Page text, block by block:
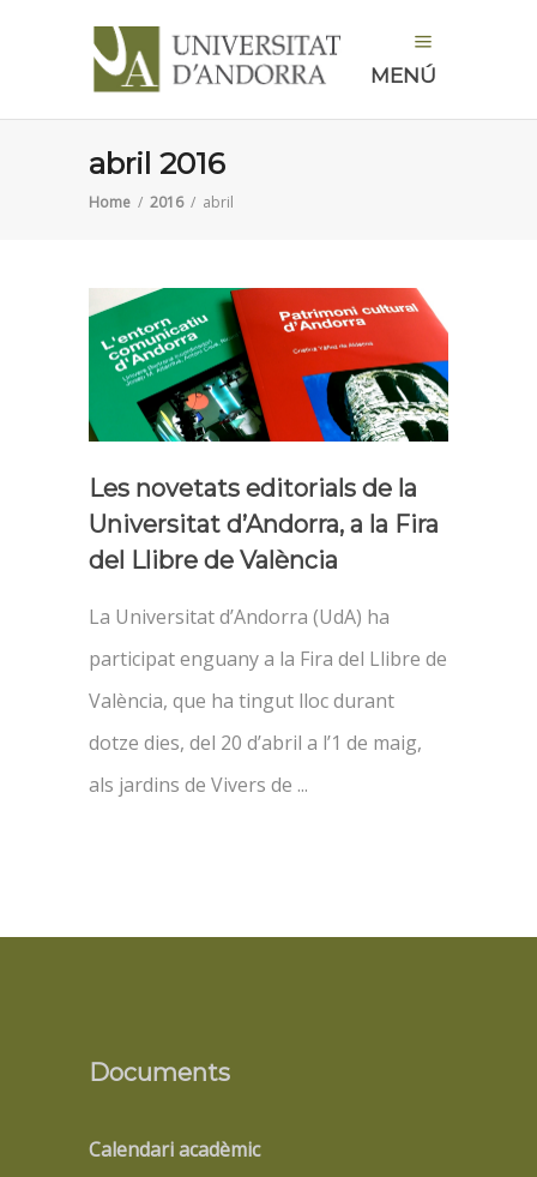
MENÚ
abril 2016
Home / 2016/ abril
Les novetats editorials de la
Universitat d’Andorra, a la Fira
del Llibre de València
La Universitat d’Andorra (UdA) ha
participat enguany a la Fira del Llibre de
València, que ha tingut lloc durant
dotze dies, del 20 d’abril a l’1 de maig,
als jardins de Vivers de
Documents
Calendari acadèmic